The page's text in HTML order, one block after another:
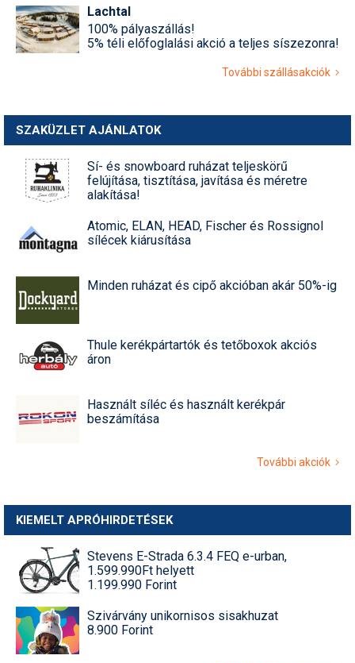
Lachtal
100% pályaszállás!
5% téli előfoglalási akció a teljes síszezonra!
További szállásakciók
SZAKÜZLET AJÁNLATOK
Sí- és snowboard ruházat teljeskörű
felújítása, tisztítása, javítása és méretre
alakítása!
Atomic, ELAN, HEAD, Fischer és Rossignol
sílécek kiárusítása
Minden ruházat és cipő akcióban akár 50%-ig
Thule kerékpártartók és tetőboxok akciós
áron
Használt síléc és használt kerékpár
beszámítása
További akciók
KIEMELT APRÓHIRDETÉSEK
Stevens E-Strada 6.3.4 FEQ e-urban,
1.599.990Ft helyett
1.199.990 Forint
Szivárvány unikornisos sisakhuzat
8.900 Forint